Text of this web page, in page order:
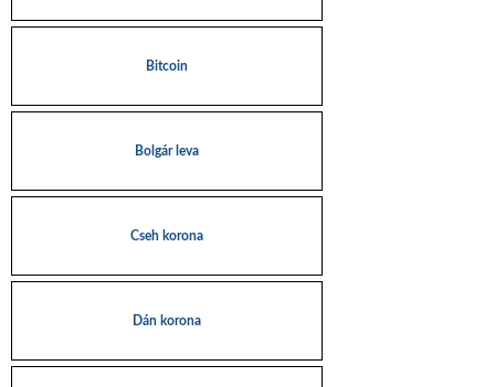
Bitcoin
Bolgár leva
Cseh korona
Dán korona